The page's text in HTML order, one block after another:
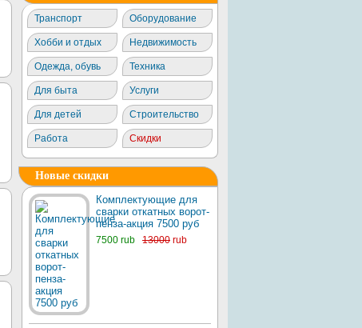
Транспорт Оборудование
Хобби и отдых Недвижимость
Одежда, обувь Техника
Для быта Услуги
Для детей Строительство
Работа Скидки
Новые скидки
Комплектующие для
сварки откатных ворот-
пенза-акция 7500 руб
7500 rub 13000 rub